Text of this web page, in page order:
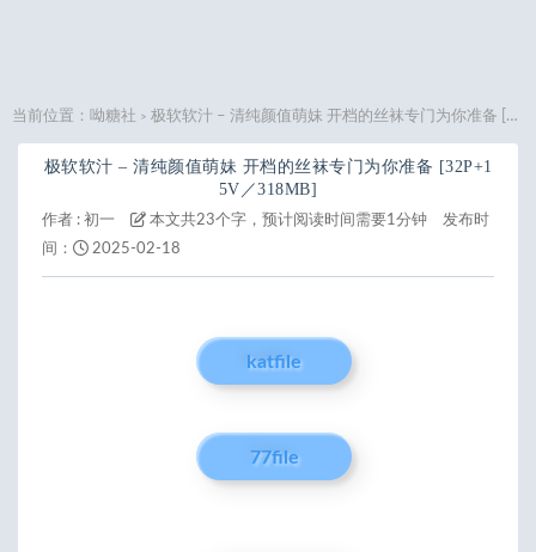
当前位置： 呦糖社 > 极软软汁 – 清纯颜值萌妹 开档的丝袜专门为你准备 [32P+15V／318MB]
极软软汁 – 清纯颜值萌妹 开档的丝袜专门为你准备 [32P+1
5V／318MB]
作者 : 初一 本文共23个字，预计阅读时间需要1分钟
发布时
间：
2025-02-18
katfile
77file